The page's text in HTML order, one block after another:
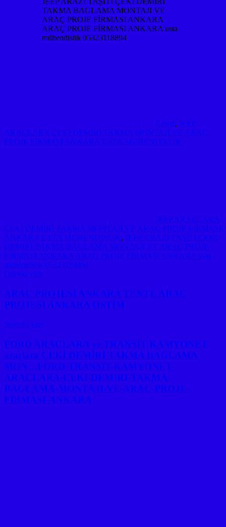
TAKMA BAGLAMA MONTAJI VE
ARAÇ PROJE FİRMASI ANKARA
ARAÇ PROJE FİRMASI ANKARA usta
mühendislik 05323118894
Genel, JEEP
ARAÇLARA ÇEKİ DEMİRİ TAKMA MONTAJI VE ARAÇ
PROJE FİRMASI ANKARA USTA MÜHENDİSLİK
JEEP ARAÇLARA
ÇEKİ DEMİRİ TAKMA MONTAJI VE ARAÇ PROJE FİRMASI
ANKARA USTA MÜHENDİSLİK , JEEP ARAZİ TAŞITI ÇEKİ
DEMİRİ TAKMA BAGLAMA MONTAJI VE ARAÇ PROJE
FİRMASI ANKARA ARAÇ PROJE FİRMASI ANKARA usta
mühendislik 05323118894
Yazı
gezinmesi
Önceki yazı
ARAÇ PROJESİ ANKARA TENTE ARAÇ
PROJESİ ANKARA OSTİM
Sonraki yazı
FORD ARAÇLARA ve TRANSİT KAMYONET
araçlara ÇEKİ DEMİRİ TAKMA BAGLAMA
MON…FORD-TRANSIT-KAMYONET-
ARACLARA-CEKI-DEMIRI-TAKMA-
BAGLAMA-MONTAJI-VE-ARAC-PROJE-
FİRMASI-ANKARA